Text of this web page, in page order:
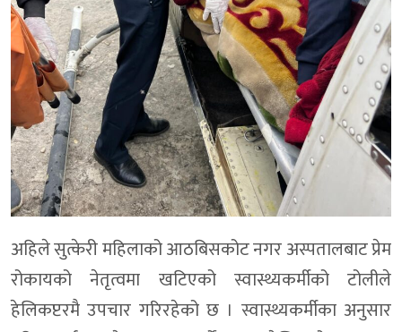
अहिले सुत्केरी महिलाको आठबिसकोट नगर अस्पतालबाट प्रेम
रोकायको नेतृत्वमा खटिएको स्वास्थ्यकर्मीको टोलीले
हेलिकप्टरमै उपचार गरिरहेको छ । स्वास्थ्यकर्मीका अनुसार